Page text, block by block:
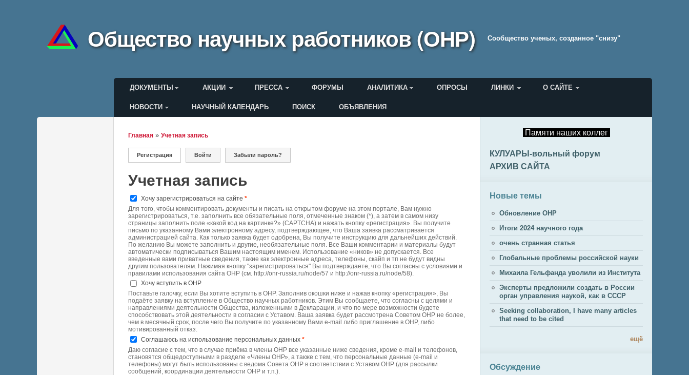
Общество научных работников (ОНР) Cообщество ученых, созданное "снизу"
Главное меню
ДОКУМЕНТЫ АКЦИИ ПРЕССА ФОРУМЫ АНАЛИТИКА ОПРОСЫ ЛИНКИ О САЙТЕ
Меню пользователя
НОВОСТИ НАУЧНЫЙ КАЛЕНДАРЬ ПОИСК ОБЪЯВЛЕНИЯ
Вы здесь
Главная » Учетная запись
Главные вкладки
Регистрация (активная вкладка)
Войти Забыли пароль?
Учетная запись
Хочу зарегистрироваться на сайте *
Для того, чтобы комментировать документы и писать на открытом форуме на этом портале, Вам нужно
зарегистрироваться, т.е. заполнить все обязательные поля, отмеченные знаком (*), а затем в самом низу
страницы заполнить поле «какой код на картинке?» (CAPTCHA) и нажать кнопку «регистрация». Вы получите
письмо по указанному Вами электронному адресу, подтверждающее, что Ваша заявка рассматривается
администрацией сайта. Как только заявка будет одобрена, Вы получите инструкцию для дальнейших действий.
По желанию Вы можете заполнить и другие, необязательные поля. Все Ваши комментарии и материалы будут
автоматически подписываться Вашим настоящим именем. Использование «ников» не допускается. Все
введенные вами приватные сведения, такие как электронные адреса, телефоны, скайп и тп не будут видны
другим пользователям. Нажимая кнопку "зарегистрироваться" Вы подтверждаете, что Вы согласны с условиями и
правилами использования сайта ОНР (см. http://onr-russia.ru/node/57 и http://onr-russia.ru/node/58).
Хочу вступить в ОНР
Поставьте галочку, если Вы хотите вступить в ОНР. Заполнив окошки ниже и нажав кнопку «регистрация», Вы
подаёте заявку на вступление в Общество научных работников. Этим Вы сообщаете, что согласны с целями и
направлениями деятельности Общества, изложенными в Декларации, и что по мере возможности будете
способствовать этой деятельности в согласии с Уставом. Ваша заявка будет рассмотрена Советом ОНР не более,
чем в месячный срок, после чего Вы получите по указанному Вами e-mail либо приглашение в ОНР, либо
мотивированный отказ.
Соглашаюсь на использование персональных данных *
Даю согласие с тем, что в случае приёма в члены ОНР все указанные ниже сведения, кроме e-mail и телефонов,
становятся общедоступными в разделе «Члены ОНР», а также с тем, что персональные данные (e-mail и
телефоны) могут быть использованы с ведома Совета ОНР в соответствии с Уставом ОНР (для рассылки
сообщений, координации деятельности ОНР и т.п.).
Памяти наших коллег
КУЛУАРЫ-вольный форум
АРХИВ САЙТА
Новые темы
Обновление ОНР
Итоги 2024 научного года
очень странная статья
Глобальные проблемы российской науки
Михаила Гельфанда уволили из Института
Эксперты предложили создать в России
орган управления наукой, как в СССР
Seeking collaboration, I have many articles
that need to be cited
ещё
Обсуждение